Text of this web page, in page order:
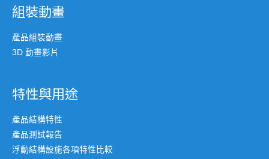
組裝動畫
產品組裝動畫
3D 動畫影片
特性與用途
產品結構特性
產品測試報告
浮動結構設施各項特性比較